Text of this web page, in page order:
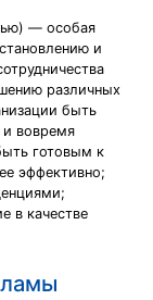
— особая
и
различных
быть
вовремя
готовым к
эффективно;
в качестве